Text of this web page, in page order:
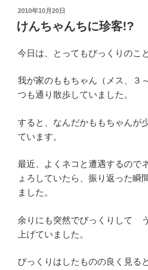
投
稿
日:
2010年10月20日
けんちゃんちに珍客!?
今日は、とってもびっくりのこ
我が家のももちゃん（メス、３
つも通り散歩していました。
すると、なんだかももちゃんが
ています。
最近、よくネコと遭遇するので
ょろしていたら、振り返った瞬
ました。
余りにも突然でびっくりして
上げていました。
びっくりはしたものの良く見る